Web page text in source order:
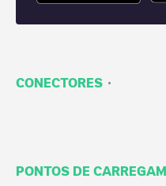
CONECTORES ·
PONTOS DE